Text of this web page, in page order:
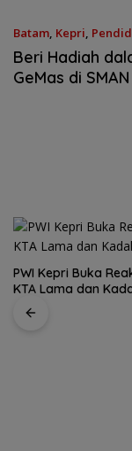
Batam, Kepri,
Beri Hadiah
GeMas di
PWI Kepri Buka
KTA Lama dan